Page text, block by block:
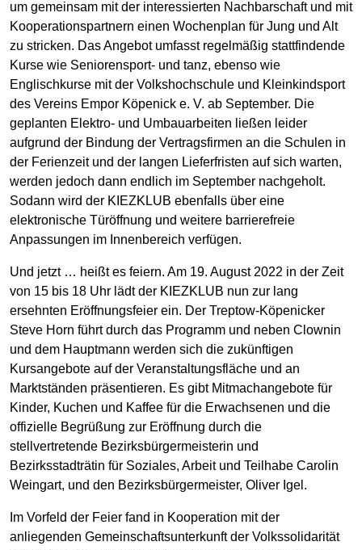
um gemeinsam mit der interessierten Nachbarschaft und mit
Kooperationspartnern einen Wochenplan für Jung und Alt
zu stricken. Das Angebot umfasst regelmäßig stattfindende
Kurse wie Seniorensport- und tanz, ebenso wie
Englischkurse mit der Volkshochschule und Kleinkindsport
des Vereins Empor Köpenick e. V. ab September. Die
geplanten Elektro- und Umbauarbeiten ließen leider
aufgrund der Bindung der Vertragsfirmen an die Schulen in
der Ferienzeit und der langen Lieferfristen auf sich warten,
werden jedoch dann endlich im September nachgeholt.
Sodann wird der KIEZKLUB ebenfalls über eine
elektronische Türöffnung und weitere barrierefreie
Anpassungen im Innenbereich verfügen.
Und jetzt … heißt es feiern. Am 19. August 2022 in der Zeit
von 15 bis 18 Uhr lädt der KIEZKLUB nun zur lang
ersehnten Eröffnungsfeier ein. Der Treptow-Köpenicker
Steve Horn führt durch das Programm und neben Clownin
und dem Hauptmann werden sich die zukünftigen
Kursangebote auf der Veranstaltungsfläche und an
Marktständen präsentieren. Es gibt Mitmachangebote für
Kinder, Kuchen und Kaffee für die Erwachsenen und die
offizielle Begrüßung zur Eröffnung durch die
stellvertretende Bezirksbürgermeisterin und
Bezirksstadträtin für Soziales, Arbeit und Teilhabe Carolin
Weingart, und den Bezirksbürgermeister, Oliver Igel.
Im Vorfeld der Feier fand in Kooperation mit der
anliegenden Gemeinschaftsunterkunft der Volkssolidarität